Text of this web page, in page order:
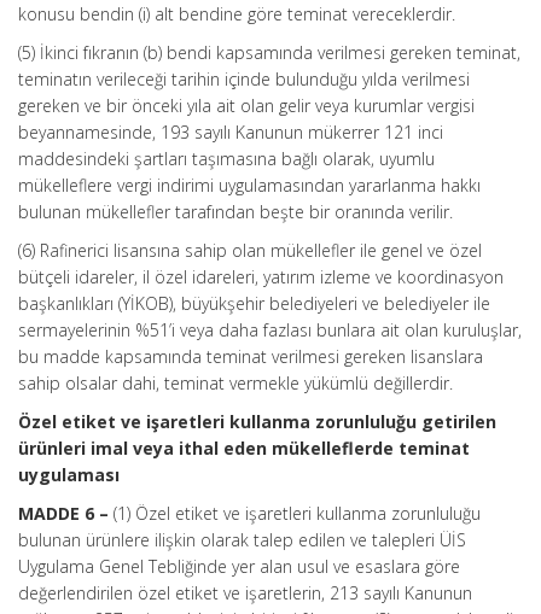
konusu bendin (i) alt bendine göre teminat vereceklerdir.
(5) İkinci fıkranın (b) bendi kapsamında verilmesi gereken teminat,
teminatın verileceği tarihin içinde bulunduğu yılda verilmesi
gereken ve bir önceki yıla ait olan gelir veya kurumlar vergisi
beyannamesinde, 193 sayılı Kanunun mükerrer 121 inci
maddesindeki şartları taşımasına bağlı olarak, uyumlu
mükelleflere vergi indirimi uygulamasından yararlanma hakkı
bulunan mükellefler tarafından beşte bir oranında verilir.
(6) Rafinerici lisansına sahip olan mükellefler ile genel ve özel
bütçeli idareler, il özel idareleri, yatırım izleme ve koordinasyon
başkanlıkları (YİKOB), büyükşehir belediyeleri ve belediyeler ile
sermayelerinin %51’i veya daha fazlası bunlara ait olan kuruluşlar,
bu madde kapsamında teminat verilmesi gereken lisanslara
sahip olsalar dahi, teminat vermekle yükümlü değillerdir.
Özel etiket ve işaretleri kullanma zorunluluğu getirilen
ürünleri imal veya ithal eden mükelleflerde teminat
uygulaması
MADDE 6 – (1) Özel etiket ve işaretleri kullanma zorunluluğu
bulunan ürünlere ilişkin olarak talep edilen ve talepleri ÜİS
Uygulama Genel Tebliğinde yer alan usul ve esaslara göre
değerlendirilen özel etiket ve işaretlerin, 213 sayılı Kanunun